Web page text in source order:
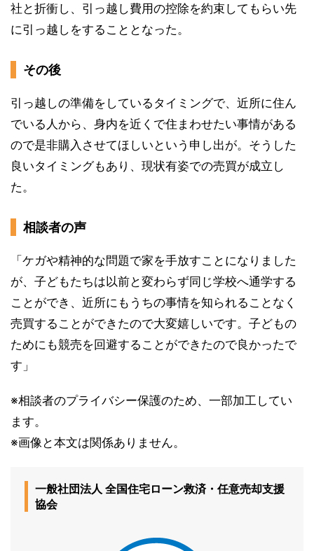
社と折衝し、引っ越し費用の控除を約束してもらい先
に引っ越しをすることとなった。
その後
引っ越しの準備をしているタイミングで、近所に住ん
でいる人から、身内を近くで住まわせたい事情がある
ので是非購入させてほしいという申し出が。そうした
良いタイミングもあり、現状有姿での売買が成立し
た。
相談者の声
「ケガや精神的な問題で家を手放すことになりました
が、子どもたちは以前と変わらず同じ学校へ通学する
ことができ、近所にもうちの事情を知られることなく
売買することができたので大変嬉しいです。子どもの
ためにも競売を回避することができたので良かったで
す」
※相談者のプライバシー保護のため、一部加工してい
ます。
※画像と本文は関係ありません。
一般社団法人 全国住宅ローン救済・任意売却支援
協会